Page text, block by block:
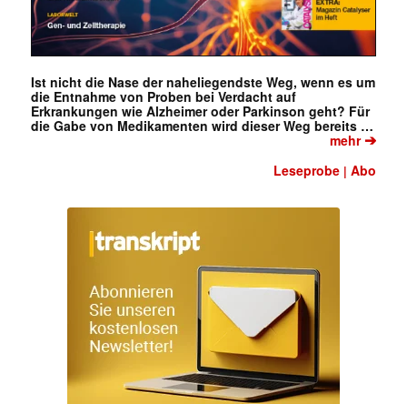
Ist nicht die Nase der naheliegendste Weg, wenn es um
die Entnahme von Proben bei Verdacht auf
Erkrankungen wie Alzheimer oder Parkinson geht? Für
die Gabe von Medikamenten wird dieser Weg bereits …
mehr➔
Leseprobe |Abo